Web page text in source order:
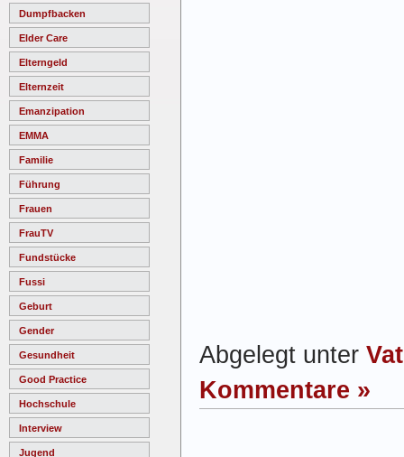
Dumpfbacken
Elder Care
Elterngeld
Elternzeit
Emanzipation
EMMA
Familie
Führung
Frauen
FrauTV
Fundstücke
Fussi
Geburt
Gender
Gesundheit
Good Practice
Hochschule
Interview
Jugend
Abgelegt unter
Kommentare »